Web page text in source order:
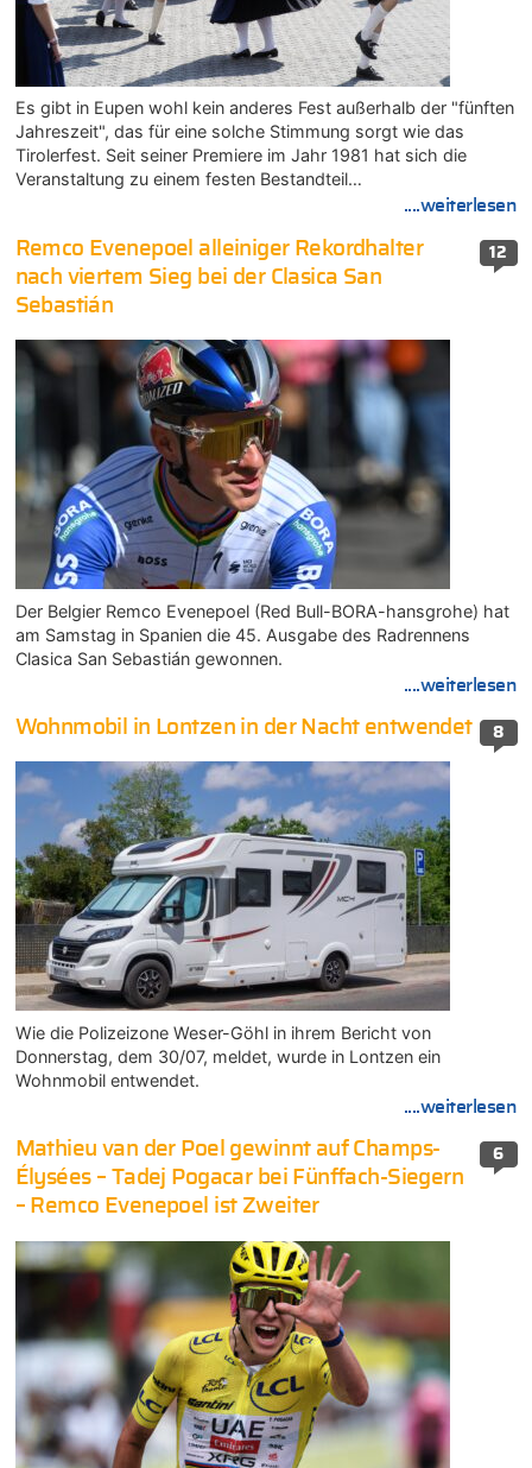
Es gibt in Eupen wohl kein anderes Fest außerhalb der "fünften
Jahreszeit", das für eine solche Stimmung sorgt wie das
Tirolerfest. Seit seiner Premiere im Jahr 1981 hat sich die
Veranstaltung zu einem festen Bestandteil…
....weiterlesen
12
Remco Evenepoel alleiniger Rekordhalter
nach viertem Sieg bei der Clasica San
Sebastián
Der Belgier Remco Evenepoel (Red Bull-BORA-hansgrohe) hat
am Samstag in Spanien die 45. Ausgabe des Radrennens
Clasica San Sebastián gewonnen.
....weiterlesen
8
Wohnmobil in Lontzen in der Nacht entwendet
Wie die Polizeizone Weser-Göhl in ihrem Bericht von
Donnerstag, dem 30/07, meldet, wurde in Lontzen ein
Wohnmobil entwendet.
....weiterlesen
6
Mathieu van der Poel gewinnt auf Champs-
Élysées – Tadej Pogacar bei Fünffach-Siegern
– Remco Evenepoel ist Zweiter